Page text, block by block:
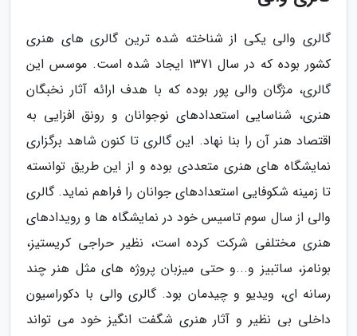
گالری والی یکی از شناخته شده ترین گالری های هنری
کشور بوده که در سال 1371 ایجاد شده است. موسس این
گالری، مژگان والی پور بوده که با هدف ارائه آثار نخبگان
هنری، شناسایی استعدادهای نوجوانان و رونق افزایی به
اقتصاد هنر آن را بنا نهاد. این گالری تا کنون شاهد برگزاری
نمایشگاه های هنری متعددی بوده و از این طریق توانسته
تا زمینه شکوفایی استعدادهای جوانان را فراهم نماید. گالری
والی از سال سوم تاسیس خود در نمایشگاه ها و رویدادهای
هنری مختلفی شرکت کرده است، نظیر حراجی کریستیز،
بونامز، ساتبیز و...و حتی میزبان پروژه های مثل هنر چند
رسانه ای، ویدیو و چیدمان بود. گالری والی با دکوراسیون
داخلی بی نظیر و آثار هنری شگفت انگیز خود می تواند